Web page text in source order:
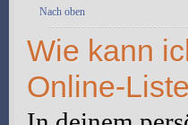
Nach oben
Wie kann
Online-